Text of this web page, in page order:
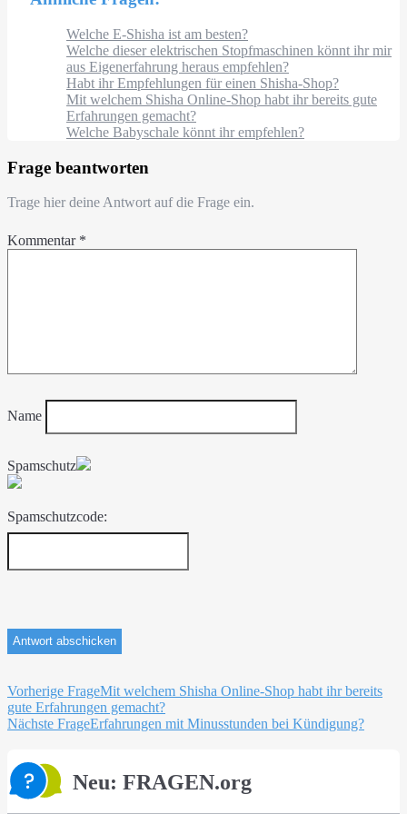
Welche E-Shisha ist am besten?
Welche dieser elektrischen Stopfmaschinen könnt ihr mir
aus Eigenerfahrung heraus empfehlen?
Habt ihr Empfehlungen für einen Shisha-Shop?
Mit welchem Shisha Online-Shop habt ihr bereits gute
Erfahrungen gemacht?
Welche Babyschale könnt ihr empfehlen?
Frage beantworten
Trage hier deine Antwort auf die Frage ein.
Kommentar *
Name
Spamschutz
Spamschutzcode:
Beitragsnavigation
Vorherige FrageMit welchem Shisha Online-Shop habt ihr bereits
gute Erfahrungen gemacht?
Nächste FrageErfahrungen mit Minusstunden bei Kündigung?
Neu: FRAGEN.org